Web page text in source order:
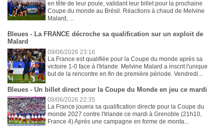
en tête de leur poule, validant leur billet pour la prochaine
Coupe du monde au Brésil. Réactions à chaud de Melvine
Malard, ...
Bleues - La FRANCE décroche sa qualification sur un exploit de
Malard
09/06/2026 23:16
La France est qualifiée pour la Coupe du monde après sa
victoire 1-0 face à l'Irlande. Melvine Malard a inscrit l'unique
but de la rencontre en fin de première période. Vendredi...
Bleues - Un billet direct pour la Coupe du Monde en jeu ce mardi
08/06/2026 22:35
La France jouera sa qualification directe pour la Coupe du
monde 2027 contre l'Irlande ce mardi à Grenoble (21h10,
France 4) Après une campagne en forme de monta...